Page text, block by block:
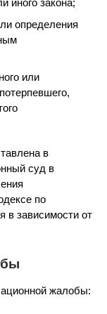
иного закона;
определения
или
в
суд в
по
в зависимости от
жалобы: